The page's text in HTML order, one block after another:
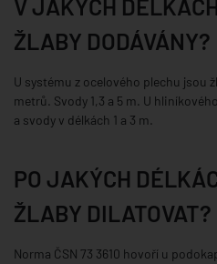
V JAKÝCH
ŽLABY DODÁVÁNY?
U systému z ocelového plechu jsou
metrů. Svody 1,3 a 5 m. U
a svody v délkách 1 a 3 m.
PO JAKÝCH
ŽLABY DILATOVAT?
Norma ČSN 73 3610 hovoří u